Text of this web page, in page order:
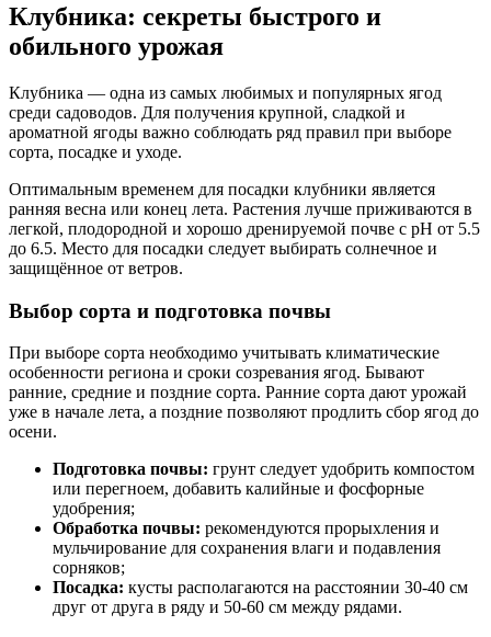
Клубника: секреты быстрого и
обильного урожая
Клубника — одна из самых любимых и популярных ягод
среди садоводов. Для получения крупной, сладкой и
ароматной ягоды важно соблюдать ряд правил при выборе
сорта, посадке и уходе.
Оптимальным временем для посадки клубники является
ранняя весна или конец лета. Растения лучше приживаются в
легкой, плодородной и хорошо дренируемой почве с рН от 5.5
до 6.5. Место для посадки следует выбирать солнечное и
защищённое от ветров.
Выбор сорта и подготовка почвы
При выборе сорта необходимо учитывать климатические
особенности региона и сроки созревания ягод. Бывают
ранние, средние и поздние сорта. Ранние сорта дают урожай
уже в начале лета, а поздние позволяют продлить сбор ягод до
осени.
Подготовка почвы: грунт следует удобрить компостом
или перегноем, добавить калийные и фосфорные
удобрения;
Обработка почвы: рекомендуются прорыхления и
мульчирование для сохранения влаги и подавления
сорняков;
Посадка: кусты располагаются на расстоянии 30-40 см
друг от друга в ряду и 50-60 см между рядами.